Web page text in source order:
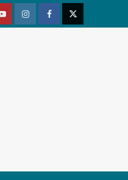
YoutubeVimeoFacebookTwitter